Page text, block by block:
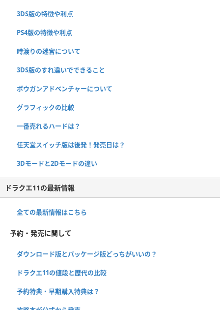
3DS版の特徴や利点
PS4版の特徴や利点
時渡りの迷宮について
3DS版のすれ違いでできること
ボウガンアドベンチャーについて
グラフィックの比較
一番売れるハードは？
任天堂スイッチ版は後発！発売日は？
3Dモードと2Dモードの違い
ドラクエ11の最新情報
全ての最新情報はこちら
予約・発売に関して
ダウンロード版とパッケージ版どっちがいいの？
ドラクエ11の値段と歴代の比較
予約特典・早期購入特典は？